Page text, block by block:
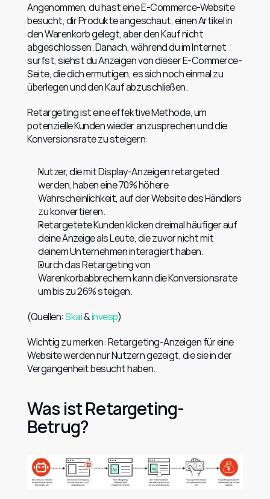
Angenommen, du hast eine E-Commerce-Website
besucht, dir Produkte angeschaut, einen Artikel in
den Warenkorb gelegt, aber den Kauf nicht
abgeschlossen. Danach, während du im Internet
surfst, siehst du Anzeigen von dieser E-Commerce-
Seite, die dich ermutigen, es sich noch einmal zu
überlegen und den Kauf abzuschließen.
Retargeting ist eine effektive Methode, um
potenzielle Kunden wieder anzusprechen und die
Konversionsrate zu steigern:
Nutzer, die mit Display-Anzeigen retargeted
werden, haben eine 70% höhere
Wahrscheinlichkeit, auf der Website des Händlers
zu konvertieren.
Retargetete Kunden klicken dreimal häufiger auf
deine Anzeige als Leute, die zuvor nicht mit
deinem Unternehmen interagiert haben.
Durch das Retargeting von
Warenkorbabbrechern kann die Konversionsrate
um bis zu 26% steigen.
(Quellen: Skai & invesp)
Wichtig zu merken: Retargeting-Anzeigen für eine
Website werden nur Nutzern gezeigt, die sie in der
Vergangenheit besucht haben.
Was ist Retargeting-
Betrug?